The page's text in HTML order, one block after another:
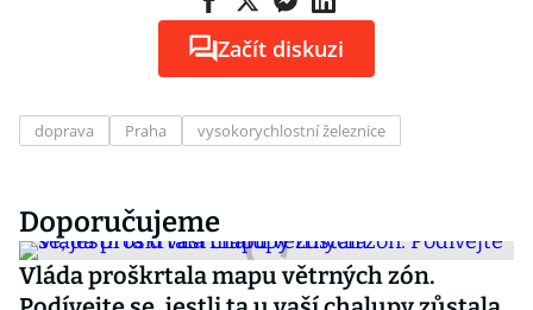
Začít diskuzi
doprava Praha vysokorychlostní železnice
Doporučujeme
Vláda proškrtala mapu větrných zón.